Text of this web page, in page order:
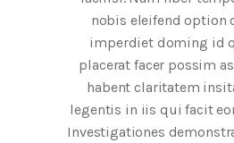
nobis eleifend option
imperdiet doming id
placerat facer possim
habent claritatem
legentis in iis qui facit
Investigationes